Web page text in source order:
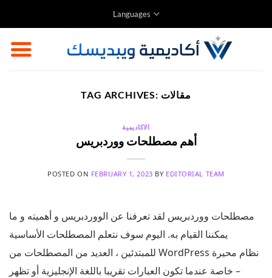
to
content
Languages
TAG ARCHIVES: مقالات
الاكاديمية
أهم مصطلحات ووردبريس
POSTED ON FEBRUARY 1, 2023 BY EDITORIAL TEAM
مصطلحات ووردبريس لقد تعرفنا عن الووردبريس و أهميته و ما
يمكننا القيام به. اليوم سوف نتعلم المصطلحات الأساسية
للمبتدئين ، العديد من المصطلحات من WordPress نظام محيرة
– خاصة عندما تكون العبارات تقريبا باللغة الإنجليزية أو تظهر